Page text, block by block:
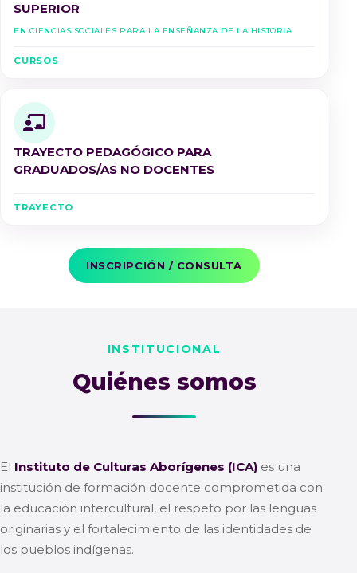
SUPERIOR
en Ciencias Sociales para la Enseñanza de la Historia
CURSOS
TRAYECTO PEDAGÓGICO PARA
GRADUADOS/AS NO DOCENTES
TRAYECTO
INSCRIPCIÓN / CONSULTA
INSTITUCIONAL
Quiénes somos
El Instituto de Culturas Aborígenes (ICA) es una
institución de formación docente comprometida con
la educación intercultural, el respeto por las lenguas
originarias y el fortalecimiento de las identidades de
los pueblos indígenas.